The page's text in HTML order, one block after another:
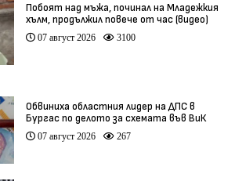
Побоят над мъжа, починал на Младежкия
хълм, продължил повече от час (видео)
07 август 2026 3100
Обвиниха областния лидер на ДПС в
Бургас по делото за схемата във ВиК
07 август 2026 267